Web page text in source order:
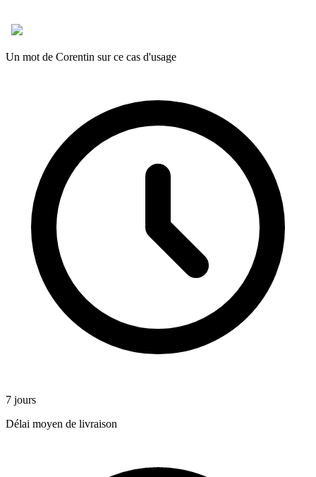
Un mot de Corentin sur ce cas d'usage
7 jours
Délai moyen de livraison